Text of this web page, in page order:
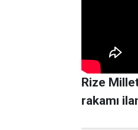
Rize
rakamı